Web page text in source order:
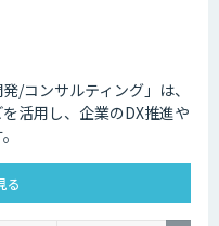
得意分野ですが、意味解析や文
ール化が難しく、自動翻訳を
、自動翻訳サイトや、Appleの
処理の技術は使われていま
/コンサルティング」は、
活用し、企業のDX推進や
る